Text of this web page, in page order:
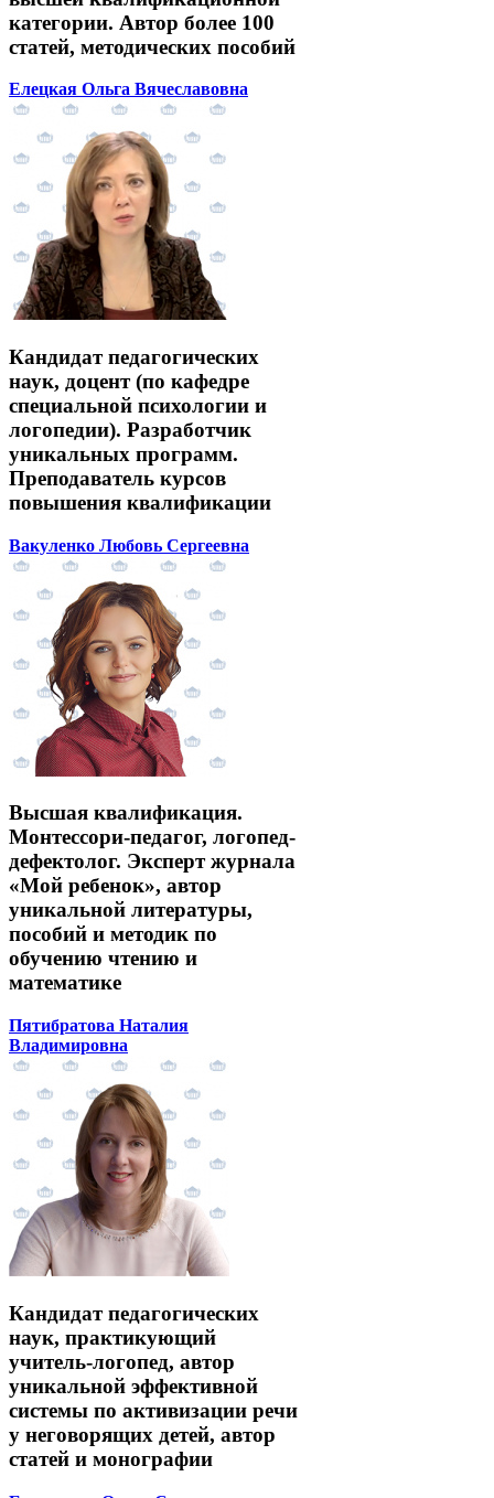
категории. Автор более 100
статей, методических пособий
Елецкая Ольга Вячеславовна
Кандидат педагогических
наук, доцент (по кафедре
специальной психологии и
логопедии). Разработчик
уникальных программ.
Преподаватель курсов
повышения квалификации
Вакуленко Любовь Сергеевна
Высшая квалификация.
Монтессори-педагог, логопед-
дефектолог. Эксперт журнала
«Мой ребенок», автор
уникальной литературы,
пособий и методик по
обучению чтению и
математике
Пятибратова Наталия
Владимировна
Кандидат педагогических
наук, практикующий
учитель-логопед, автор
уникальной эффективной
системы по активизации речи
у неговорящих детей, автор
статей и монографии